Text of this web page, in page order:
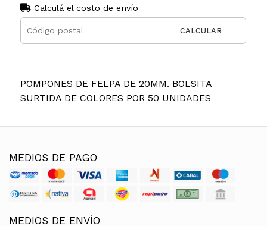
Calculá el costo de envío
CALCULAR
POMPONES DE FELPA DE 20MM. BOLSITA
SURTIDA DE COLORES POR 50 UNIDADES
MEDIOS DE PAGO
MEDIOS DE ENVÍO